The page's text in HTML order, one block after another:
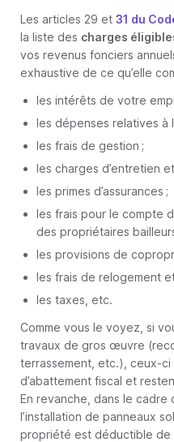
Les articles 29 et 31 du
la liste des charges
vos revenus fonciers
exhaustive de ce qu’elle
les intérêts de votre
les dépenses relatives à
les frais de gestion ;
les charges d’entretien
les primes d’assurances ;
les frais pour le compte
des propriétaires
les provisions de
les frais de relogement
les taxes, etc.
Comme vous le voyez, si
travaux de gros œuvre
terrassement, etc.), ceux-
d’abattement fiscal et
En revanche, dans le cadre
l’installation de panneaux
propriété est déductible de